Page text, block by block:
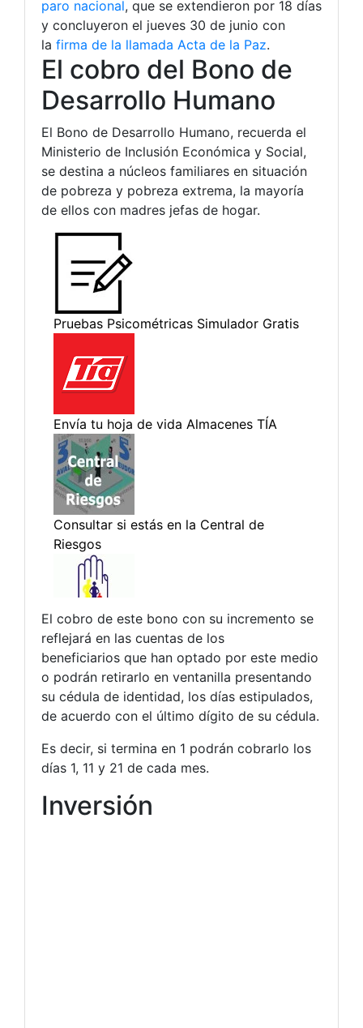
paro nacional, que se extendieron por 18 días
y concluyeron el jueves 30 de junio con
la firma de la llamada Acta de la Paz.
El cobro del Bono de
Desarrollo Humano
El Bono de Desarrollo Humano, recuerda el
Ministerio de Inclusión Económica y Social,
se destina a núcleos familiares en situación
de pobreza y pobreza extrema, la mayoría
de ellos con madres jefas de hogar.
El cobro de este bono con su incremento se
reflejará en las cuentas de los
beneficiarios que han optado por este medio
o podrán retirarlo en ventanilla presentando
su cédula de identidad, los días estipulados,
de acuerdo con el último dígito de su cédula.
Es decir, si termina en 1 podrán cobrarlo los
días 1, 11 y 21 de cada mes.
Inversión